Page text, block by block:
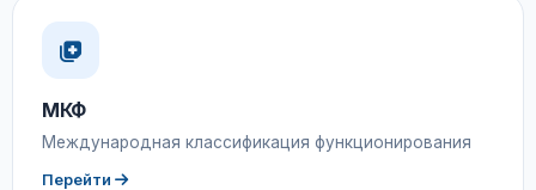
МКФ
Международная классификация функционирования
Перейти